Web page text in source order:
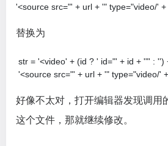
'<source src="' + url + '" type="video/'
替换为
str = '<video' + (id ? ' id="' + id +
'<source src="' + url + '" type="video/'
好像不太对，打开编辑器发现调用
这个文件，那就继续修改。